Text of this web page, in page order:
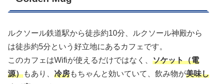
ルクソール鉄道駅から徒歩約10分、ルクソール神殿から
は徒歩約5分という好立地にあるカフェです。
このカフェはWifiが使えるだけではなく、 ソケット（電
源）もあり、 冷房もちゃんと効いていて、飲み物が美味し